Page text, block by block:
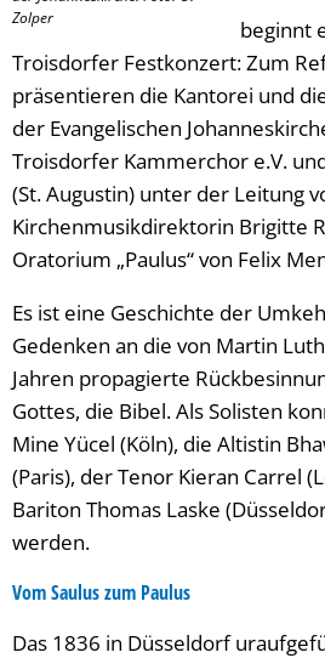
Zolper
beginnt
Troisdorfer Festkonzert: Zum
präsentieren die Kantorei und
der Evangelischen
Troisdorfer Kammerchor e.V.
(St. Augustin) unter der Leitung
Kirchenmusikdirektorin Brigitte
Oratorium „Paulus“ von Felix
Es ist eine Geschichte der
Gedenken an die von Martin
Jahren propagierte
Gottes, die Bibel. Als Solisten
Mine Yücel (Köln), die Altistin
(Paris), der Tenor Kieran Carrel
Bariton Thomas Laske
werden.
Vom Saulus zum Paulus
Das 1836 in Düsseldorf